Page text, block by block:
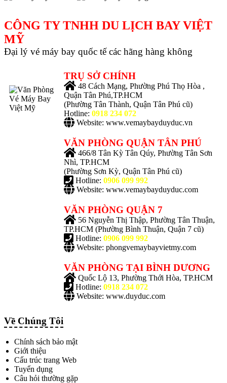
CÔNG TY TNHH DU LỊCH BAY VIỆT
MỸ
Đại lý vé máy bay quốc tế các hãng hàng không
TRỤ SỞ CHÍNH
48 Cách Mạng, Phường Phú Thọ Hòa ,
Quận Tân Phú,TP.HCM
(Phường Tân Thành, Quận Tân Phú cũ)
Hotline: 0918 234 072
Website: www.vemaybayduyduc.vn
VĂN PHÒNG QUẬN TÂN PHÚ
466/8 Tân Kỳ Tân Qúy, Phường Tân Sơn
Nhì, TP.HCM
(Phường Sơn Kỳ, Quận Tân Phú cũ)
Hotline: 0906 099 992
Website: www.vemaybayduyduc.com
VĂN PHÒNG QUẬN 7
56 Nguyễn Thị Thập, Phường Tân Thuận,
TP.HCM (Phường Bình Thuận, Quận 7 cũ)
Hotline: 0906 099 992
Website: phongvemaybayvietmy.com
VĂN PHÒNG TẠI BÌNH DƯƠNG
Quốc Lộ 13, Phường Thới Hòa, TP.HCM
Hotline: 0918 234 072
Website: www.duyduc.com
Về Chúng Tôi
Chính sách bảo mật
Giới thiệu
Cấu trúc trang Web
Tuyển dụng
Câu hỏi thường gặp